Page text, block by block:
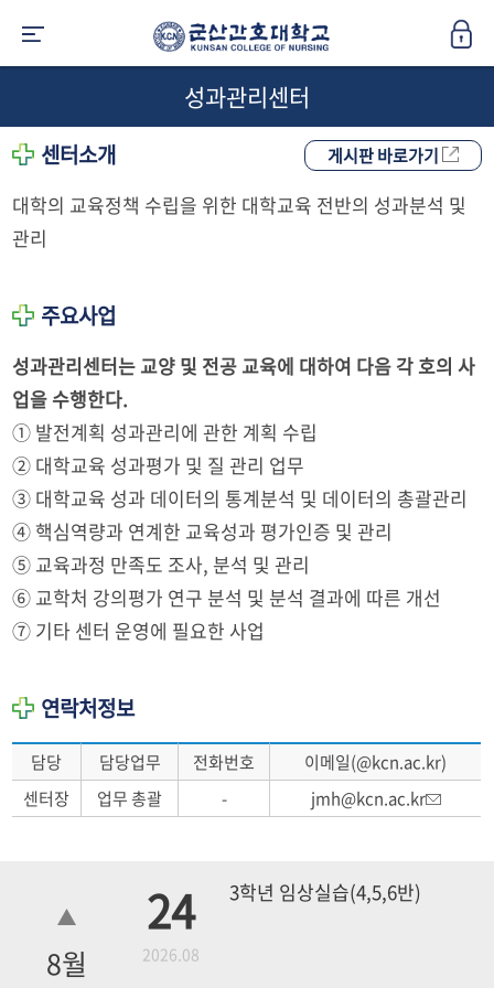
성과관리센터
센터소개 게시판 바로가기
대학의 교육정책 수립을 위한 대학교육 전반의 성과분석 및
관리
주요사업
성과관리센터는 교양 및 전공 교육에 대하여 다음 각 호의 사
업을 수행한다.
① 발전계획 성과관리에 관한 계획 수립
② 대학교육 성과평가 및 질 관리 업무
③ 대학교육 성과 데이터의 통계분석 및 데이터의 총괄관리
④ 핵심역량과 연계한 교육성과 평가인증 및 관리
⑤ 교육과정 만족도 조사, 분석 및 관리
⑥ 교학처 강의평가 연구 분석 및 분석 결과에 따른 개선
⑦ 기타 센터 운영에 필요한 사업
연락처정보
담당 담당업무 전화번호
이메일(@kcn.ac.kr)
센터장
업무 총괄 - jmh@kcn.ac.kr
8월
24
2026.08
3학년 임상실습(4,5,6반)